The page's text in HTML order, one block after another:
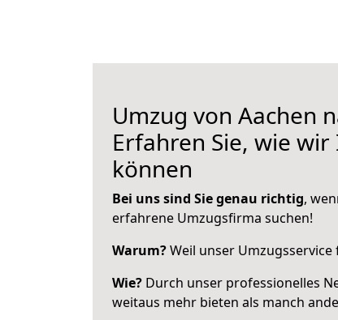
Umzug von Aachen
Erfahren Sie, wie
können
Bei uns sind Sie genau richtig,
erfahrene Umzugsfirma suchen!
Warum?Weil unser
Wie? Durch unser professionelles
weitaus mehr bieten als manch